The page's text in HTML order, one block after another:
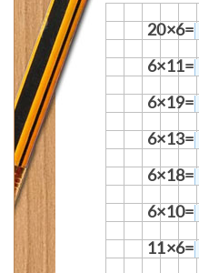
20×6=
6×11=
6×19=
6×13=
6×18=
6×10=
11×6=